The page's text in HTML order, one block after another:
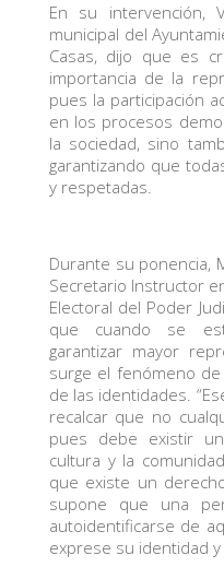
En su intervención,
municipal del
Casas, dijo que es
importancia de la
pues la participación
en los procesos
la sociedad, sino
garantizando que
y respetadas.
Durante su ponencia,
Secretario Instructor
Electoral del Poder
que cuando se
garantizar mayor
surge el fenómeno
de las identidades.
recalcar que no
pues debe existir
cultura y la
que existe un
supone que una
autoidentificarse de
exprese su identidad y